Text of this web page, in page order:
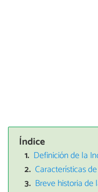
Índice
Definición de la
Características
Breve historia de